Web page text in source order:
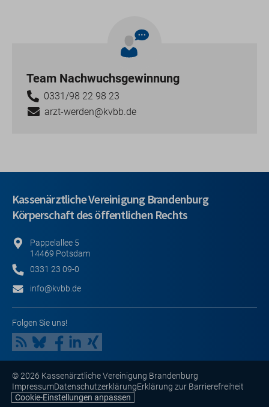
Team Nachwuchsgewinnung
0331/98 22 98 23
arzt-werden@kvbb.de
Kassenärztliche Vereinigung Brandenburg
Körperschaft des öffentlichen Rechts
Pappelallee 5
14469 Potsdam
0331 23 09-0
info@kvbb.de
Folgen Sie uns!
© 2026 Kassenärztliche Vereinigung Brandenburg
ImpressumDatenschutzerklärungErklärung zur Barrierefreiheit
Cookie-Einstellungen anpassen